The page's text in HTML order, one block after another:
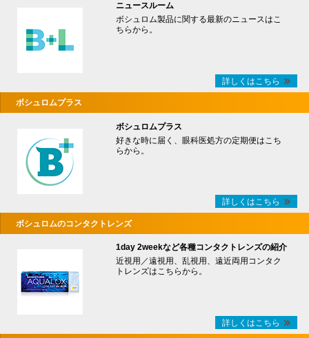
ニュースルーム
ボシュロム製品に関する最新のニュースはこ
ちらから。
詳しくはこちら
ボシュロムプラス
ボシュロムプラス
好きな時に届く、眼科医処方の定期便はこち
らから。
詳しくはこちら
ボシュロムのコンタクトレンズ
1day 2weekなど各種コンタクトレンズの紹介
近視用／遠視用、乱視用、遠近両用コンタク
トレンズはこちらから。
詳しくはこちら